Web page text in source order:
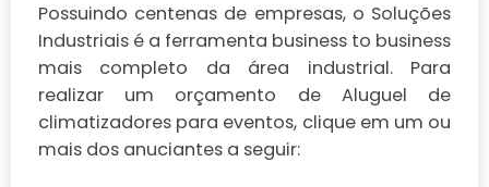
Possuindo centenas de empresas, o Soluções
Industriais é a ferramenta business to business
mais completo da área industrial. Para
realizar um orçamento de Aluguel de
climatizadores para eventos, clique em um ou
mais dos anuciantes a seguir: